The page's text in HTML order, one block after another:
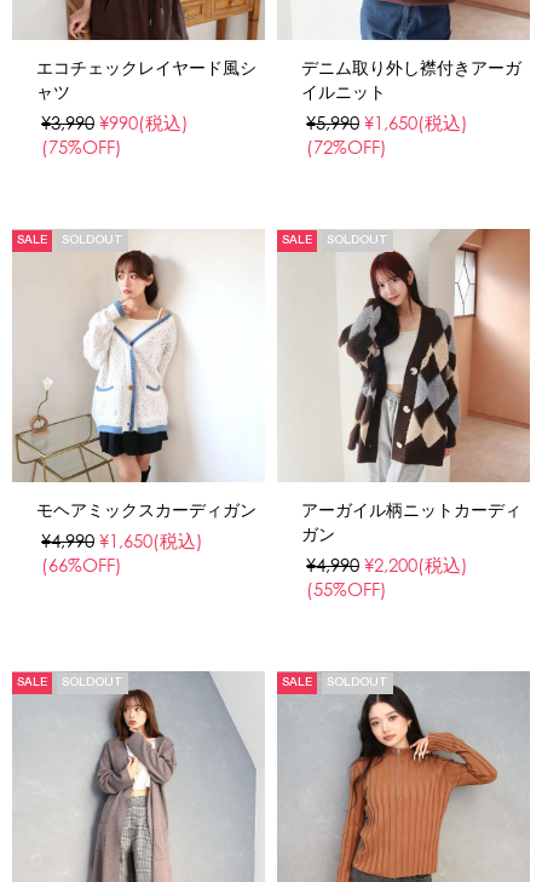
エコチェックレイヤード風シ
ャツ
¥3,990 ¥990(税込)
(75%OFF)
デニム取り外し襟付きアーガ
イルニット
¥5,990 ¥1,650(税込)
(72%OFF)
SALE SOLDOUT
モヘアミックスカーディガン
¥4,990 ¥1,650(税込)
(66%OFF)
SALE SOLDOUT
アーガイル柄ニットカーディ
ガン
¥4,990 ¥2,200(税込)
(55%OFF)
SALE SOLDOUT SALE SOLDOUT